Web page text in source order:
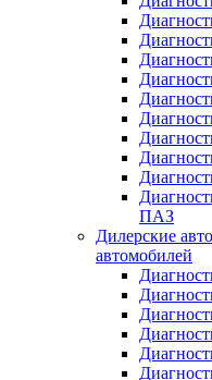
ПАЗ
Дилерские
автомобилей